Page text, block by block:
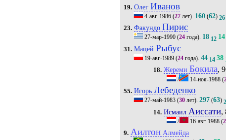
19. Олег Иванов
4-авг-1986 (27 лет). 160 (62) 26
23. Факундо Пирис
27-мар-1990 (24 года). 18 12 14
31. Мацей Рыбус
19-авг-1989 (24 года).44 14 38
18. Жереми Бокила,
/ 14-ноя-1988(
55. ИгорьЛебеденко
27-май-1983 (30 лет).297 (63)
14. Исмаил Аиссати,
/ 16-авг-1988(
9. Аилтон Алмейда